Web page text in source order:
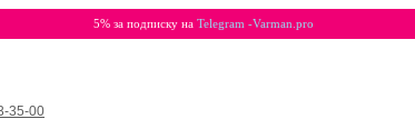
5% за подписку на Telegram -Varman.pro
35-00